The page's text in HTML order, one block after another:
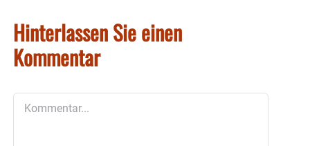
Hinterlassen Sie einen
Kommentar